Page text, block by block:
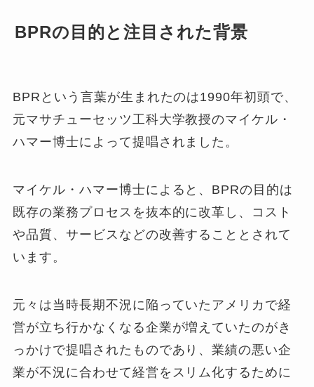
BPRの目的と注目された背景
BPRという言葉が生まれたのは1990年初頭で、
元マサチューセッツ工科大学教授のマイケル・
ハマー博士によって提唱されました。
マイケル・ハマー博士によると、 BPRの目的は
既存の業務プロセスを抜本的に改革し、コスト
や品質、サービスなどの改善することとされて
います。
元々は当時長期不況に陥っていたアメリカで経
営が立ち行かなくなる企業が増えていたのがき
っかけで提唱されたものであり、業績の悪い企
業が不況に合わせて経営をスリム化するために